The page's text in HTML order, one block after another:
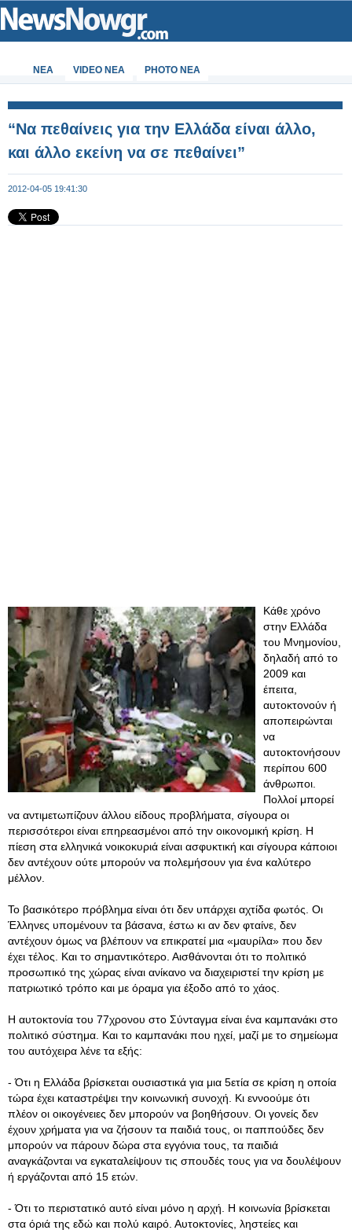
ΝΕΑ VIDEO NEA PHOTO NEA
“Να πεθαίνεις για την Ελλάδα είναι άλλο,
και άλλο εκείνη να σε πεθαίνει”
2012-04-05 19:41:30
Κάθε χρόνο
στην Ελλάδα
του Μνημονίου,
δηλαδή από το
2009 και
έπειτα,
αυτοκτονούν ή
αποπειρώνται
να
αυτοκτονήσουν
περίπου 600
άνθρωποι.
Πολλοί μπορεί
να αντιμετωπίζουν άλλου είδους προβλήματα, σίγουρα οι
περισσότεροι είναι επηρεασμένοι από την οικονομική κρίση. Η
πίεση στα ελληνικά νοικοκυριά είναι ασφυκτική και σίγουρα κάποιοι
δεν αντέχουν ούτε μπορούν να πολεμήσουν για ένα καλύτερο
μέλλον.
Το βασικότερο πρόβλημα είναι ότι δεν υπάρχει αχτίδα φωτός. Οι
Έλληνες υπομένουν τα βάσανα, έστω κι αν δεν φταίνε, δεν
αντέχουν όμως να βλέπουν να επικρατεί μια «μαυρίλα» που δεν
έχει τέλος. Και το σημαντικότερο. Αισθάνονται ότι το πολιτικό
προσωπικό της χώρας είναι ανίκανο να διαχειριστεί την κρίση με
πατριωτικό τρόπο και με όραμα για έξοδο από το χάος.
Η αυτοκτονία του 77χρονου στο Σύνταγμα είναι ένα καμπανάκι στο
πολιτικό σύστημα. Και το καμπανάκι που ηχεί, μαζί με το σημείωμα
του αυτόχειρα λένε τα εξής:
- Ότι η Ελλάδα βρίσκεται ουσιαστικά για μια 5ετία σε κρίση η οποία
τώρα έχει καταστρέψει την κοινωνική συνοχή. Κι εννοούμε ότι
πλέον οι οικογένειες δεν μπορούν να βοηθήσουν. Οι γονείς δεν
έχουν χρήματα για να ζήσουν τα παιδιά τους, οι παππούδες δεν
μπορούν να πάρουν δώρα στα εγγόνια τους, τα παιδιά
αναγκάζονται να εγκαταλείψουν τις σπουδές τους για να δουλέψουν
ή εργάζονται από 15 ετών.
- Ότι το περιστατικό αυτό είναι μόνο η αρχή. Η κοινωνία βρίσκεται
στα όριά της εδώ και πολύ καιρό. Αυτοκτονίες, ληστείες και